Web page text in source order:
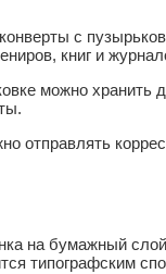
с
книг и
можно хранить
отправлять
на бумажный
типографским